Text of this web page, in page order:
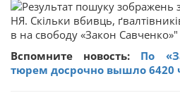
Вспомните новость: По
тюрем досрочно вышло 6420